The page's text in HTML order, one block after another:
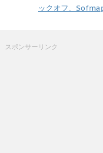
ックオフ、
スポンサーリンク